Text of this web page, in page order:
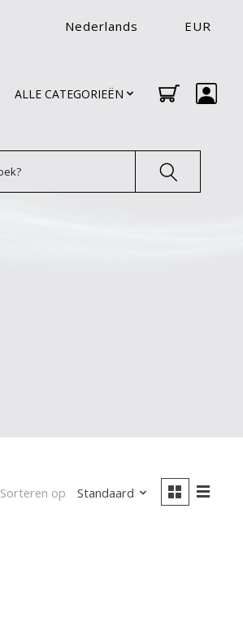
Nederlands EUR
ALLE CATEGORIEËN
Sorteren op Standaard